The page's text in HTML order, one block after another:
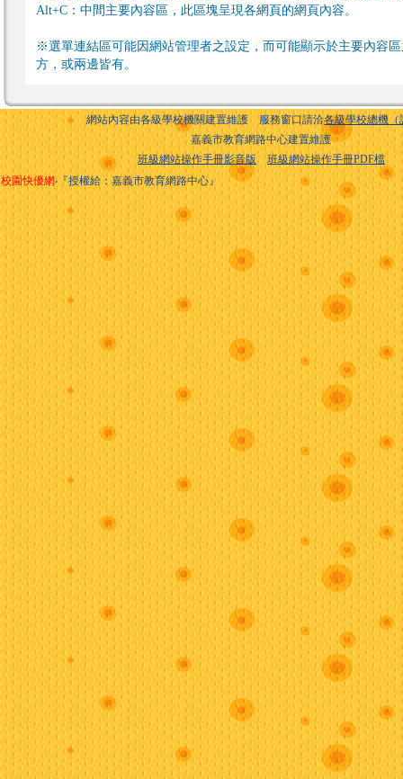
Alt+C：中間主要內容區，此區塊呈現各網頁的網頁內容。
※選單連結區可能因網站管理者之設定，而可能顯示於主要內容
方，或兩邊皆有。
網站內容由各級學校機關建置維護 服務窗口請洽各級學校總機（
嘉義市教育網路中心建置維護
班級網站操作手冊影音版
班級網站操作手冊PDF檔
校園快優網‧『授權給：嘉義市教育網路中心』